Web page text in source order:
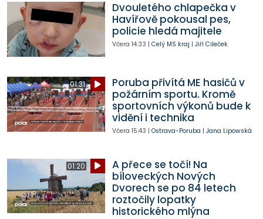
Dvouletého chlapečka v
Havířově pokousal pes,
policie hledá majitele
Včera 14:33 | Celý MS kraj | Jiří Cileček
01:31
Poruba přivítá ME hasičů v
požárním sportu. Kromě
sportovních výkonů bude k
vidění i technika
Včera 15:43 | Ostrava-Poruba | Jana Lipowská
01:20
A přece se točí! Na
bíloveckých Nových
Dvorech se po 84 letech
roztočily lopatky
historického mlýna